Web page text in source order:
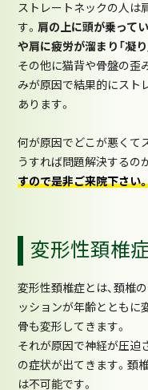
ストレートネックの人は
す。 肩の上に頭が乗って
や肩に疲労が溜まり「凝
その他に猫背や骨盤の歪
みが原因で結果的にスト
あります。
何が原因でどこが悪くて
うすれば問題解決するの
すので是非ご来院下さい
変形性頚椎
変形性頚椎症とは、頚椎
ッションが年齢とともに
骨も変形してきます。
それが原因で神経が圧迫
の症状が出てきます。頚
は不可能です。